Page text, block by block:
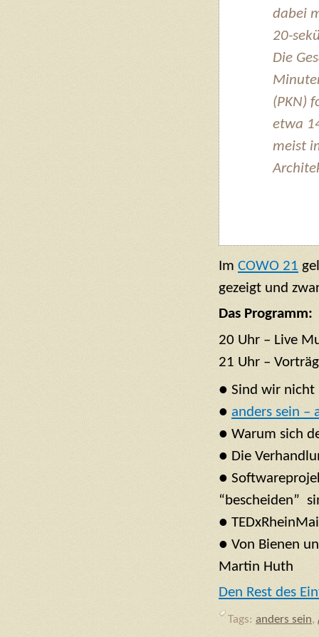
dabei
20-
Die
(PKN)
etwa
meist
Im COWO 21
gezeigt und
Das Programm:
20 Uhr – Live
21 Uhr –
● Sind wir nicht
● anders sein –
● Warum sich
● Die
●
“bescheiden”
●
● Von Bienen
Martin Huth
Den Rest des
Tags: anders sein,